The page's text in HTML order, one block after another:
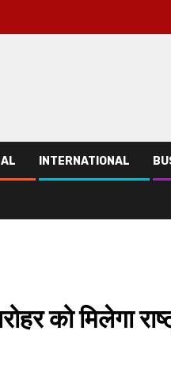
INTERNATIONAL
को मिलेगा